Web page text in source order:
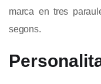
marca en tres
segons.